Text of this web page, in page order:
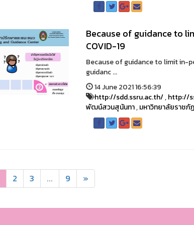
Because of guidance to
COVID-19
Because of guidance to limit in-
guidanc ...
14 June 2021 16:56:39
http://sdd.ssru.ac.th/,http://
พัฒน์สวนสุนันทา,มหาวิทยาลัยราชภั
2 3 ... 9 »